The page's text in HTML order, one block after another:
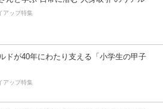
アップ特集
ドが40年にわたり支える「小学生の甲子
アップ特集